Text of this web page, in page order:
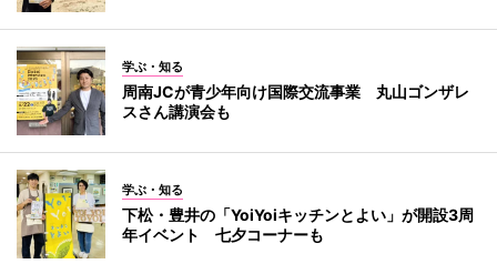
学ぶ・知る
周南JCが青少年向け国際交流事業 丸山ゴンザレ
スさん講演会も
学ぶ・知る
下松・豊井の「YoiYoiキッチンとよい」が開設3周
年イベント 七夕コーナーも